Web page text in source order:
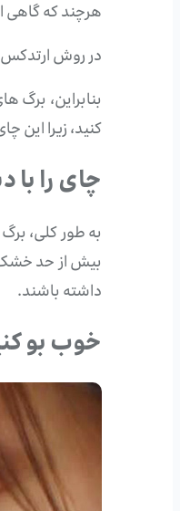
هرچند که گاهی
در روش ارتدکس
بنابراین، برگ
کنید، زیرا این
چای را
به طور کلی،
بیش از حد
داشته باشند.
خوب بو